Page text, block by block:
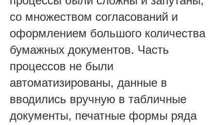
со множеством согласований и
оформлением большого количества
бумажных документов. Часть
процессов не были
автоматизированы, данные в
вводились вручную в табличные
документы, печатные формы ряда